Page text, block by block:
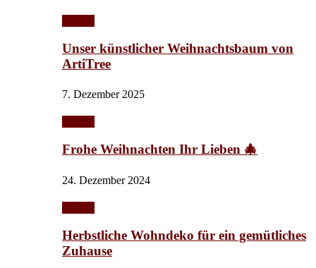
Unser künstlicher Weihnachtsbaum von
ArtiTree
7. Dezember 2025
Frohe Weihnachten Ihr Lieben 🎄
24. Dezember 2024
Herbstliche Wohndeko für ein gemütliches
Zuhause